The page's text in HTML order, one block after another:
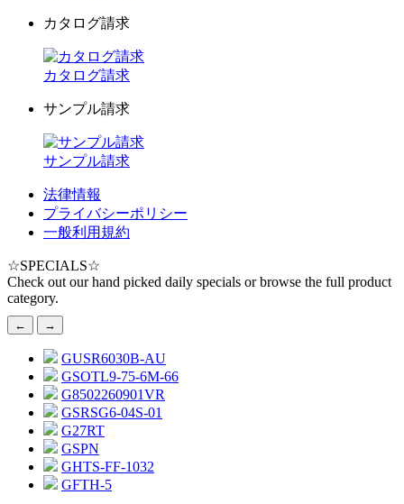
カタログ請求
カタログ請求
サンプル請求
サンプル請求
法律情報
プライバシーポリシー
一般利用規約
☆SPECIALS☆
Check out our hand picked daily specials or browse the full product
category.
← →
GUSR6030B-AU
GSOTL9-75-6M-66
G8502260901VR
GSRSG6-04S-01
G27RT
GSPN
GHTS-FF-1032
GFTH-5